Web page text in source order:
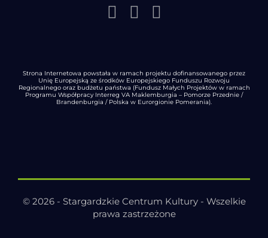
Strona Internetowa powstała w ramach projektu dofinansowanego przez
Unię Europejską ze środków Europejskiego Funduszu Rozwoju
Regionalnego oraz budżetu państwa (Fundusz Małych Projektów w ramach
Programu Współpracy Interreg VA Maklemburgia – Pomorze Przednie /
Brandenburgia / Polska w Eurorgionie Pomerania).
© 2026 - Stargardzkie Centrum Kultury - Wszelkie
prawa zastrzeżone